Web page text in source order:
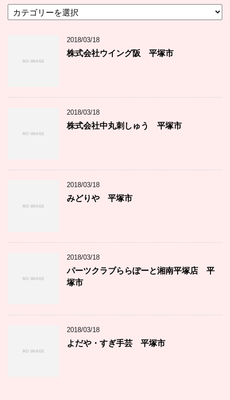
テ
2018/03/18
株式会社ウイング阪 平塚市
2018/03/18
株式会社中丸刺しゅう 平塚市
2018/03/18
みどりや 平塚市
2018/03/18
パーツクラブららぽーと湘南平塚店 平
塚市
2018/03/18
よだや・すぎ手芸 平塚市